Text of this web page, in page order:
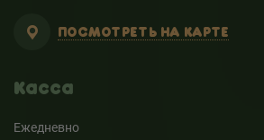
ПОСМОТРЕТЬ НА КАРТЕ
Касса
Ежедневно